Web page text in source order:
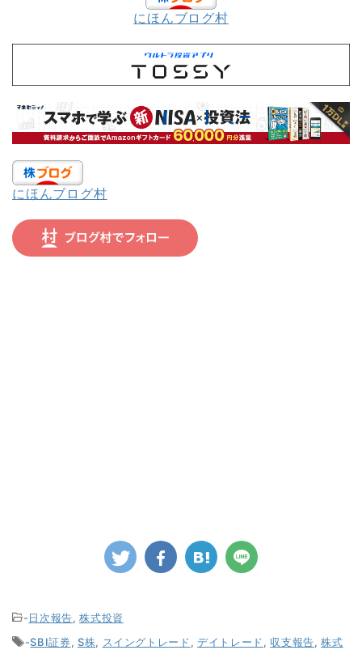
にほんブログ村
にほんブログ村
-日次報告,株式投資
-SBI証券, S株, スイングトレード,デイトレード, 収支報告,株式